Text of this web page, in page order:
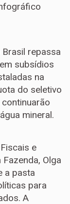
repassa
subsídios
na
do seletivo
mineral.
e
Olga
a pasta
para
A